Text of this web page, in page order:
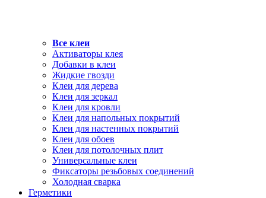
Все клеи
Активаторы клея
Добавки в клеи
Жидкие гвозди
Клеи для дерева
Клеи для зеркал
Клеи для кровли
Клеи для напольных покрытий
Клеи для настенных покрытий
Клеи для обоев
Клеи для потолочных плит
Универсальные клеи
Фиксаторы резьбовых соединений
Холодная сварка
Герметики